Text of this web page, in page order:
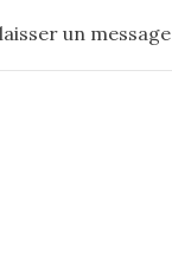
un message